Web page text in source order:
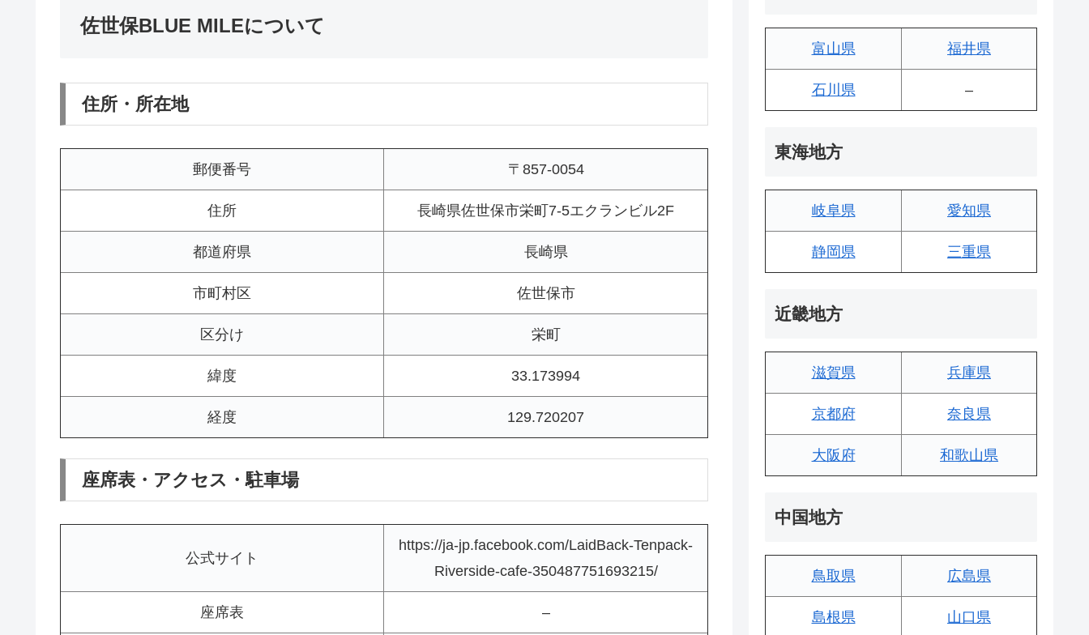
佐世保BLUE MILEについて
住所・所在地
郵便番号 〒857-0054
住所 長崎県佐世保市栄町7-5エクランビル2F
都道府県 長崎県
市町村区 佐世保市
区分け 栄町
緯度 33.173994
経度 129.720207
座席表・アクセス・駐車場
公式サイト
https://ja-jp.facebook.com/LaidBack-Tenpack-
Riverside-cafe-350487751693215/
座席表 –
富山県 福井県
石川県 –
東海地方
岐阜県 愛知県
静岡県 三重県
近畿地方
滋賀県 兵庫県
京都府 奈良県
大阪府 和歌山県
中国地方
鳥取県 広島県
島根県 山口県